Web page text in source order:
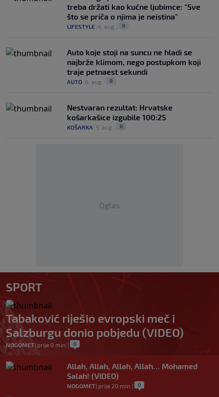
treba držati kao kućne ljubimce: "Sve
što se priča o njima je neistina"
LIFESTYLE 4. aug. 0
Auto koje stoji na suncu ne hladi se
najbrže klimom, nego postupkom koji
traje petnaest sekundi
AUTO 6. aug. 0
Nestvaran rezultat: Hrvatske
košarkašice izgubile 100:25
KOŠARKA 5. aug. 0
Oglas
SPORT
Tabaković riješio evropski meč i
Salzburgu donio pobjedu (VIDEO)
NOGOMET| prije 0 min. | 0
Allah, Allah, Allah, Allah… Mohamed
Salah! (VIDEO)
NOGOMET| prije 20 min. | 0